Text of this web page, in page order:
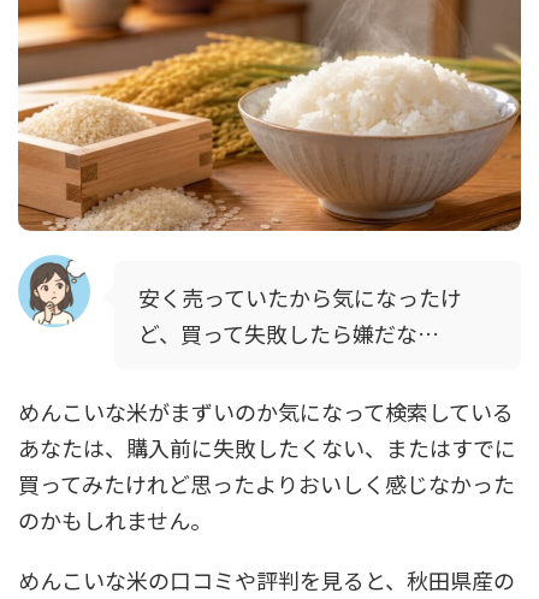
安く売っていたから気になったけ
ど、買って失敗したら嫌だな…
めんこいな米がまずいのか気になって検索している
あなたは、購入前に失敗したくない、またはすでに
買ってみたけれど思ったよりおいしく感じなかった
のかもしれません。
めんこいな米の口コミや評判を見ると、秋田県産の